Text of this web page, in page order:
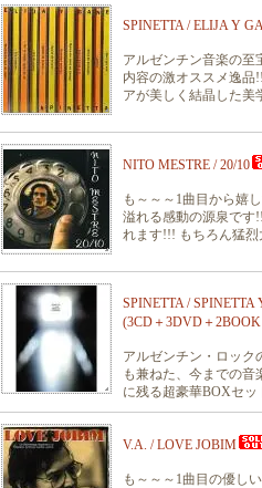
SPINETTA / ELIJA Y
アルゼンチン音楽の至
内容の激オススメ逸品
アが美しく結晶した美
NITO MESTRE / 20/10
も～～～1曲目から嬉
溢れる感動の源泉です
れます!!! もちろん猛
SPINETTA /
(3CD＋3DVD＋
アルゼンチン・ロック
も兼ねた、今までの音
に残る超豪華BOXセ
V.A. / LOVE JOBIM
も～～～1曲目の優し